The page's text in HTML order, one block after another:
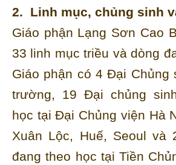
2. Linh mục, chủng sinh
Giáo phận Lạng Sơn Cao
33 linh mục triều và dòng
Giáo phận có 4 Đại Chủng
trường, 19 Đại chủng
học tại Đại Chủng viện Hà
Xuân Lộc, Huế, Seoul và
đang theo học tại Tiền